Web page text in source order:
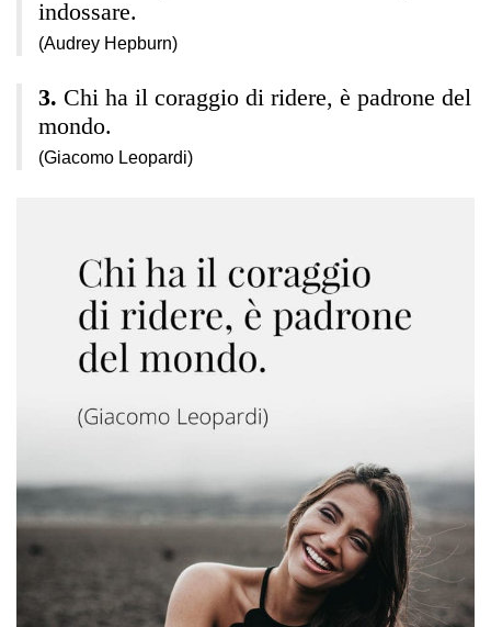
indossare.
(Audrey Hepburn)
Chi ha il coraggio di ridere, è padrone del
mondo.
(Giacomo Leopardi)